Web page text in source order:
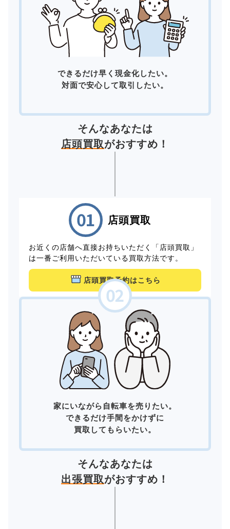
できるだけ早く現金化したい。
対面で安心して取引したい。
そんなあなたは
店頭買取がおすすめ！
店頭買取
お近くの店舗へ直接お持ちいただく「店頭買取」
は一番ご利用いただいている買取方法です。
店頭買取予約はこちら
家にいながら自転車を売りたい。
できるだけ手間をかけずに
買取してもらいたい。
そんなあなたは
出張買取がおすすめ！